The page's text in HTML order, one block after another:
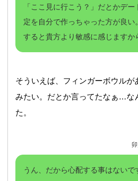
「ここ見に行こう？」だとかデー
定を自分で作っちゃった方が良い
すると貴方より敏感に感じますか
そういえば、フィンガーボウルが
みたい。だとか言ってたなぁ…な
た。
うん、だから心配する事はないで